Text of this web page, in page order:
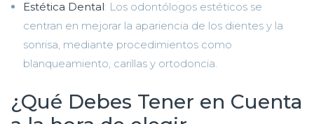
Estética Dental: Los odontólogos estéticos se
centran en mejorar la apariencia de los dientes y la
sonrisa, mediante procedimientos como
blanqueamiento, carillas y ortodoncia.
¿Qué Debes Tener en Cuenta